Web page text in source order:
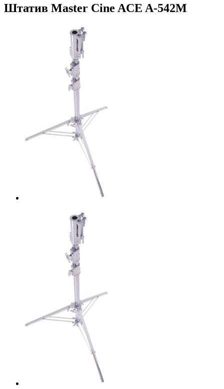
Штатив Master Cine ACE A-542M